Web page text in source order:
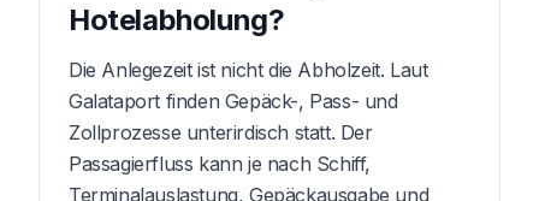
Hotelabholung?
Die Anlegezeit ist nicht die Abholzeit. Laut
Galataport finden Gepäck-, Pass- und
Zollprozesse unterirdisch statt. Der
Passagierfluss kann je nach Schiff,
Terminalauslastung, Gepäckausgabe und